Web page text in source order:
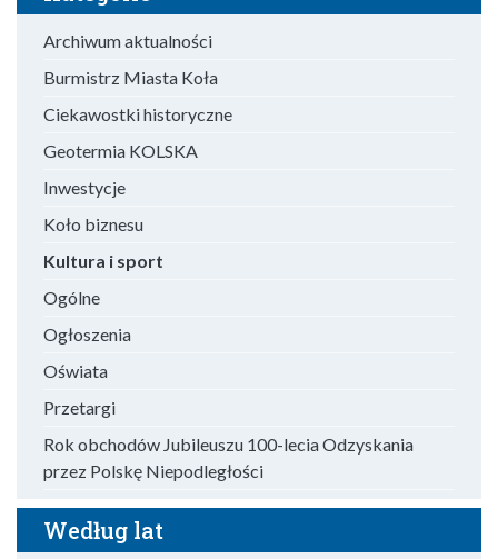
Archiwum aktualności
Burmistrz Miasta Koła
Ciekawostki historyczne
Geotermia KOLSKA
Inwestycje
Koło biznesu
Kultura i sport
Ogólne
Ogłoszenia
Oświata
Przetargi
Rok obchodów Jubileuszu 100-lecia Odzyskania
przez Polskę Niepodległości
Według lat